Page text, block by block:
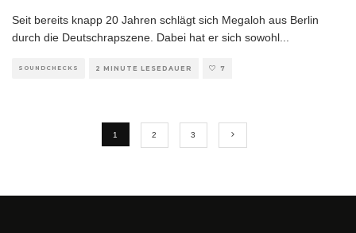
Seit bereits knapp 20 Jahren schlägt sich Megaloh aus Berlin
durch die Deutschrapszene. Dabei hat er sich sowohl
SOUNDCHECKS 2 MINUTE LESEDAUER 7
1 2 3